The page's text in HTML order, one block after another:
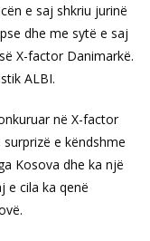
e saj shkriu jurinë
dhe me sytë e saj
X-factor Danimarkë.
ALBI.
në X-factor
e këndshme
Kosova dhe ka një
e cila ka qenë